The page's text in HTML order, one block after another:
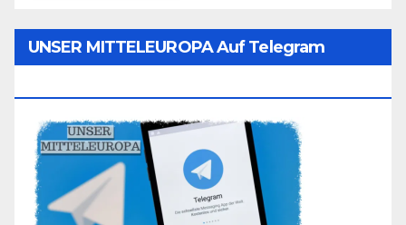
UNSER MITTELEUROPA Auf Telegram